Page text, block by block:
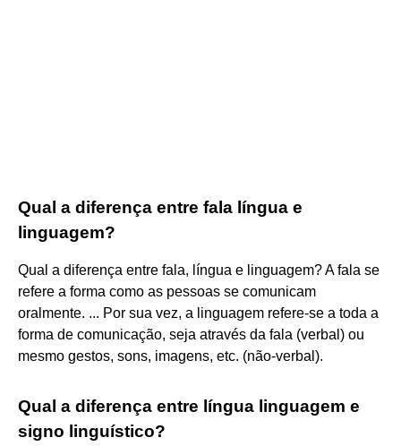
Qual a diferença entre fala língua e
linguagem?
Qual a diferença entre fala, língua e linguagem? A fala se
refere a forma como as pessoas se comunicam
oralmente. ... Por sua vez, a linguagem refere-se a toda a
forma de comunicação, seja através da fala (verbal) ou
mesmo gestos, sons, imagens, etc. (não-verbal).
Qual a diferença entre língua linguagem e
signo linguístico?